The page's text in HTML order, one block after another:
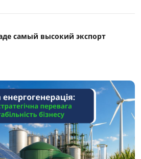
самый высокий экспорт